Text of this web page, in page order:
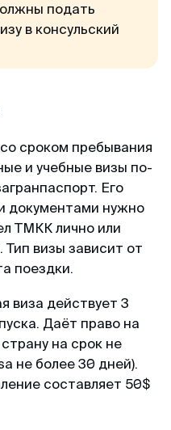
за оперативную
Подали заявку на
направили
даже потрясающе.
кета меньше чем
Отвечают в чат
подать
в консульский
сроком пребывания
и учебные визы по-
Его
документами нужно
ТМКК лично или
Тип визы зависит от
поездки.
виза действует 3
Даёт право на
на срок не
не более 30 дней).
составляет 50$